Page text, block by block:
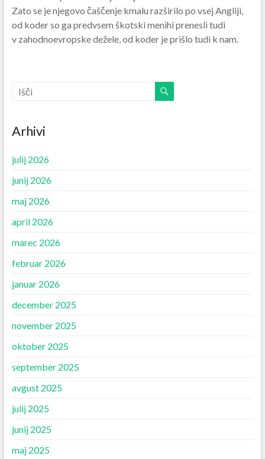
Zato se je njegovo čaščenje kmalu razširilo po vsej Angliji,
od koder so ga predvsem škotski menihi prenesli tudi
v zahodnoevropske dežele, od koder je prišlo tudi k nam.
Arhivi
julij 2026
junij 2026
maj 2026
april 2026
marec 2026
februar 2026
januar 2026
december 2025
november 2025
oktober 2025
september 2025
avgust 2025
julij 2025
junij 2025
maj 2025